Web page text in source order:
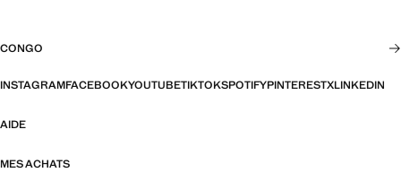
CONGO
INSTAGRAMFACEBOOKYOUTUBETIKTOKSPOTIFYPINTERESTXLINKEDIN
AIDE
MES ACHATS